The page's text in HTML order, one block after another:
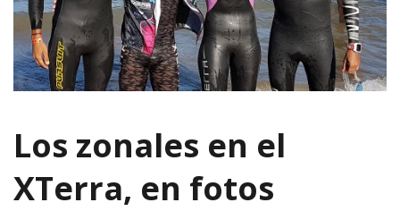
Los zonales en el
XTerra, en fotos